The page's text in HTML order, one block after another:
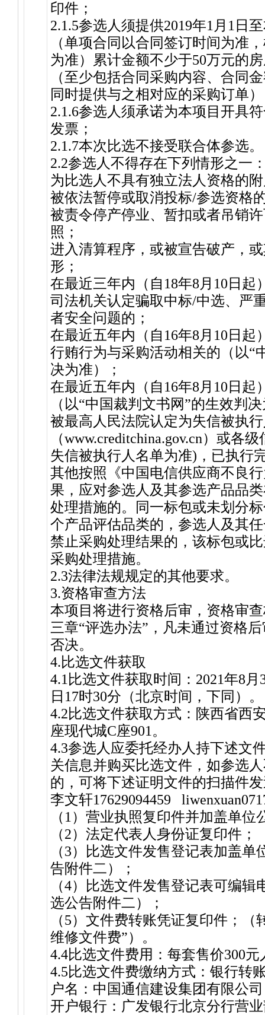
印件；
2.1.5参选人须提供2019年1月1日
（单项合同以合同签订时间为准
为准）累计金额不少于50万元的
（至少包括合同采购内容、合同
同时提供与之相对应的采购订单
2.1.6参选人须承诺为本项目开具
发票；
2.1.7本次比选不接受联合体参选。
2.2参选人不得存在下列情形之一
为比选人不具有独立法人资格的
被依法暂停或取消投标/参选资格
被责令停产停业、暂扣或者吊销
照；
进入清算程序，或被宣告破产，
形；
在最近三年内（自18年8月10日起
司法机关认定骗取中标/中选、严
者安全问题的；
在最近五年内（自16年8月10日起
行贿行为与采购活动相关的（以“
决为准）；
在最近五年内（自16年8月10日起
（以“中国裁判文书网”的生效判
被最高人民法院认定为失信被执
（www.creditchina.gov.cn）或各
失信被执行人名单为准)，已执行
其他按照《中国电信供应商不良
果，应对参选人及其参选产品品
处理措施的。同一标包或未划分
个产品评估品类的，参选人及其
禁止采购处理结果的，该标包或
采购处理措施。
2.3法律法规规定的其他要求。
3.资格审查方法
本项目将进行资格后审，资格审
三章“评选办法”，凡未通过资格
否决。
4.比选文件获取
4.1比选文件获取时间：2021年8月
日17时30分（北京时间，下同）。
4.2比选文件获取方式：陕西省西
座现代城C座901。
4.3参选人应委托经办人持下述文
关信息并购买比选文件，如参选
的，可将下述证明文件的扫描件
李文轩17629094459
（1）营业执照复印件并加盖单位
（2）法定代表人身份证复印件；
（3）比选文件发售登记表加盖
告附件二）；
（4）比选文件发售登记表可编
选公告附件二）；
（5）文件费转账凭证复印件；
维修文件费”）。
4.4比选文件费用：每套售价300
4.5比选文件费缴纳方式：银行转
户名：中国通信建设集团有限公司
开户银行：广发银行北京分行营